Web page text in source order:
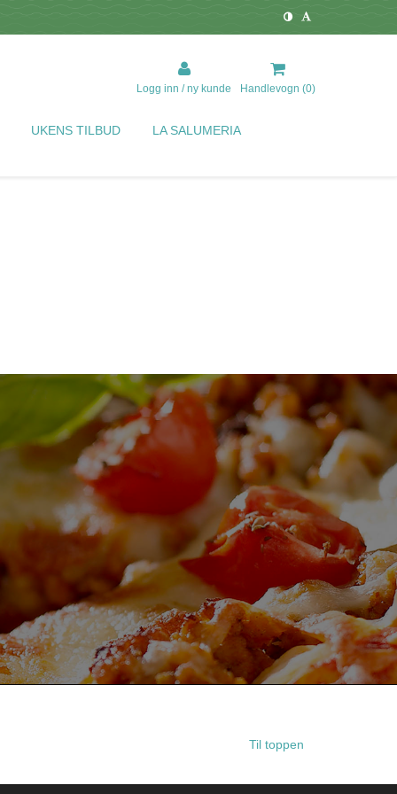
Logg inn / ny kunde Handlevogn (0)
UKENS TILBUD
LA SALUMERIA
Til toppen